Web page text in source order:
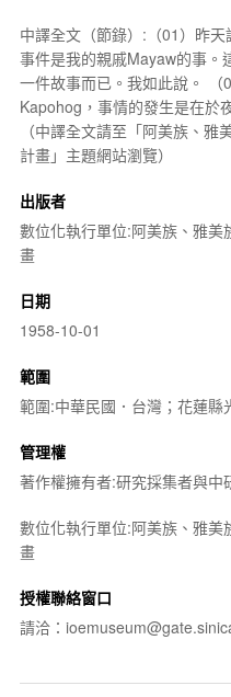
中譯全文（節錄）:（01）昨
事件是我的親戚Mayaw的事。
一件故事而已。我如此說。
Kapohog，事情的發生是在於
（中譯全文請至「阿美族、
計畫」主題網站瀏覽）
出版者
數位化執行單位:阿美族、雅
畫
日期
1958-10-01
範圍
範圍:中華民國．台灣；花蓮縣
管理權
著作權擁有者:研究採集者與中
數位化執行單位:阿美族、雅
畫
授權聯絡窗口
請洽：